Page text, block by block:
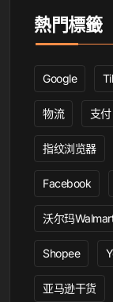
熱門標籤
Google
物流 支付
指纹浏览器
Facebook
沃尔玛
Shopee
亚马逊干货